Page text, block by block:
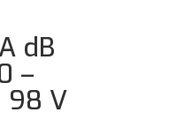
dB
–
98 V